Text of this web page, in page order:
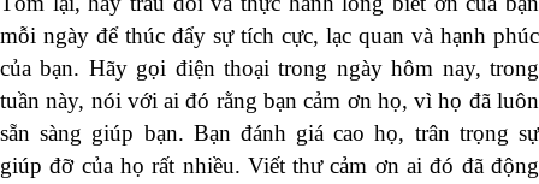
mỗi ngày để thúc đẩy sự tích cực, lạc quan và hạnh phúc
của bạn. Hãy gọi điện thoại trong ngày hôm nay, trong
tuần này, nói với ai đó rằng bạn cảm ơn họ, vì họ đã luôn
sẵn sàng giúp bạn. Bạn đánh giá cao họ, trân trọng sự
giúp đỡ của họ rất nhiều. Viết thư cảm ơn ai đó đã động